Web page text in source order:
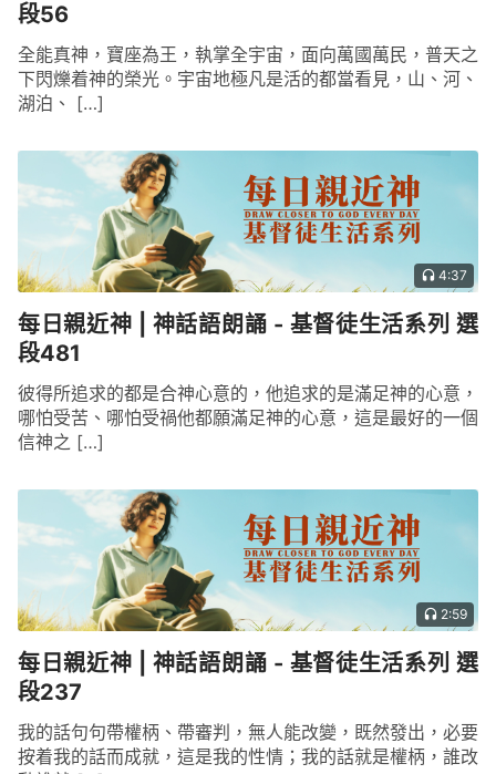
段56
全能真神，寶座為王，執掌全宇宙，面向萬國萬民，普天之
下閃爍着神的榮光。宇宙地極凡是活的都當看見，山、河、
湖泊、 […]
4:37
每日親近神 | 神話語朗誦 - 基督徒生活系列 選
段481
彼得所追求的都是合神心意的，他追求的是滿足神的心意，
哪怕受苦、哪怕受禍他都願滿足神的心意，這是最好的一個
信神之 […]
2:59
每日親近神 | 神話語朗誦 - 基督徒生活系列 選
段237
我的話句句帶權柄、帶審判，無人能改變，既然發出，必要
按着我的話而成就，這是我的性情；我的話就是權柄，誰改